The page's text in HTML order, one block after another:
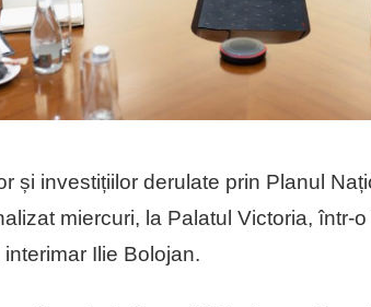
și investițiilor derulate prin Planul
miercuri, la Palatul Victoria, într-
Ilie Bolojan.